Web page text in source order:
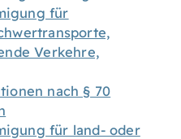
für
Verkehre,
nach § 70
für land- oder